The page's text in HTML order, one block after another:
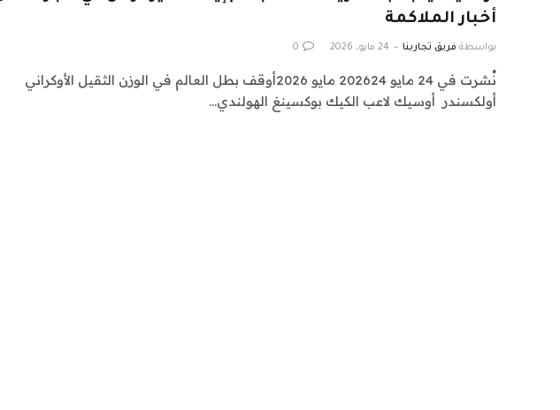
أخبار الملاكمة
بواسطة فريق تجاربنا 24 مايو، 2026 0
نُشرت في 24 مايو 202624 مايو 2026أوقف بطل العالم في الوزن الثقيل الأوكراني
أولكسندر ⁠ أوسيك لاعب الكيك بوكسينغ الهولندي…